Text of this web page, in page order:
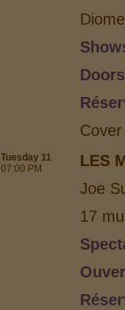
Tuesday 11
07:00 PM
LES
Joe
17